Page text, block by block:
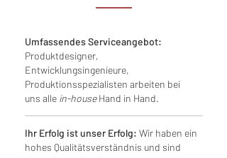
Umfassendes Serviceangebot:
Produktdesigner,
Entwicklungsingenieure,
Produktionsspezialisten arbeiten bei
uns alle in-houseHand in Hand.
Ihr Erfolg ist unser Erfolg: Wir haben ein
hohes Qualitätsverständnis und sind